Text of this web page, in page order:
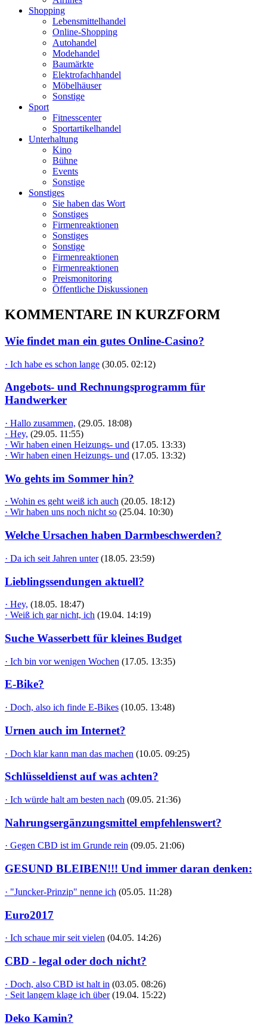
Shopping
Lebensmittelhandel
Online-Shopping
Autohandel
Modehandel
Baumärkte
Elektrofachhandel
Möbelhäuser
Sonstige
Sport
Fitnesscenter
Sportartikelhandel
Unterhaltung
Kino
Bühne
Events
Sonstige
Sonstiges
Sie haben das Wort
Sonstiges
Firmenreaktionen
Sonstiges
Sonstige
Firmenreaktionen
Firmenreaktionen
Preismonitoring
Öffentliche Diskussionen
KOMMENTARE IN KURZFORM
Wie findet man ein gutes Online-Casino?
· Ich habe es schon lange (30.05. 02:12)
Angebots- und Rechnungsprogramm für
Handwerker
· Hallo zusammen, (29.05. 18:08)
· Hey, (29.05. 11:55)
· Wir haben einen Heizungs- und (17.05. 13:33)
· Wir haben einen Heizungs- und (17.05. 13:32)
Wo gehts im Sommer hin?
· Wohin es geht weiß ich auch (20.05. 18:12)
· Wir haben uns noch nicht so (25.04. 10:30)
Welche Ursachen haben Darmbeschwerden?
· Da ich seit Jahren unter (18.05. 23:59)
Lieblingssendungen aktuell?
· Hey, (18.05. 18:47)
· Weiß ich gar nicht, ich (19.04. 14:19)
Suche Wasserbett für kleines Budget
· Ich bin vor wenigen Wochen (17.05. 13:35)
E-Bike?
· Doch, also ich finde E-Bikes (10.05. 13:48)
Urnen auch im Internet?
· Doch klar kann man das machen (10.05. 09:25)
Schlüsseldienst auf was achten?
· Ich würde halt am besten nach (09.05. 21:36)
Nahrungsergänzungsmittel empfehlenswert?
· Gegen CBD ist im Grunde rein (09.05. 21:06)
GESUND BLEIBEN!!! Und immer daran denken:
· "Juncker-Prinzip" nenne ich (05.05. 11:28)
Euro2017
· Ich schaue mir seit vielen (04.05. 14:26)
CBD - legal oder doch nicht?
· Doch, also CBD ist halt in (03.05. 08:26)
· Seit langem klage ich über (19.04. 15:22)
Deko Kamin?